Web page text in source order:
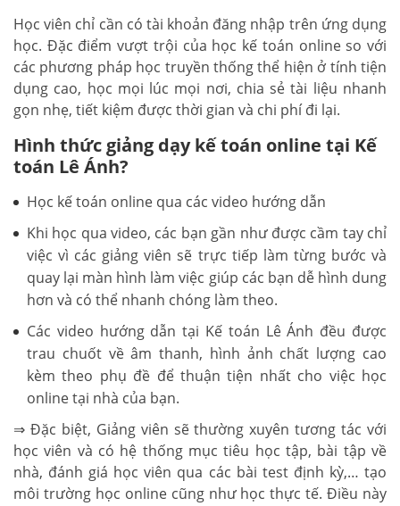
Học viên chỉ cần có tài khoản đăng nhập trên ứng dụng
học. Đặc điểm vượt trội của học kế toán online so với
các phương pháp học truyền thống thể hiện ở tính tiện
dụng cao, học mọi lúc mọi nơi, chia sẻ tài liệu nhanh
gọn nhẹ, tiết kiệm được thời gian và chi phí đi lại.
Hình thức giảng dạy kế toán online tại Kế
toán Lê Ánh?
Học kế toán online qua các video hướng dẫn
Khi học qua video, các bạn gần như được cầm tay chỉ
việc vì các giảng viên sẽ trực tiếp làm từng bước và
quay lại màn hình làm việc giúp các bạn dễ hình dung
hơn và có thể nhanh chóng làm theo.
Các video hướng dẫn tại Kế toán Lê Ánh đều được
trau chuốt về âm thanh, hình ảnh chất lượng cao
kèm theo phụ đề để thuận tiện nhất cho việc học
online tại nhà của bạn.
⇒ Đặc biệt, Giảng viên sẽ thường xuyên tương tác với
học viên và có hệ thống mục tiêu học tập, bài tập về
nhà, đánh giá học viên qua các bài test định kỳ,… tạo
môi trường học online cũng như học thực tế. Điều này